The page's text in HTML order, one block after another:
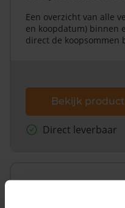
Een overzicht van alle
en koopdatum) binnen
direct de koopsommen
Bekijk product
Direct leverbaar